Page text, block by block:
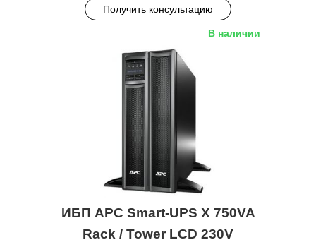
Получить консультацию
В наличии
ИБП APC Smart-UPS X 750VA
Rack / Tower LCD 230V